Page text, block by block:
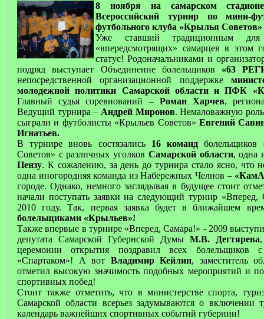
8 ноября на самарском
Всероссийский турнир по мини-
футбольного клуба «Крылья
Уже ставший традиционным
«впередсмотрящих» самарцев в этом
статус! Родоначальниками и
подряд выступает Объединение болельщиков «63
непосредственной организационной поддержке
молодежной политики Самарской области и ПФК
Главный судья соревнований – Роман Харчев,
Ведущий турнира – Андрей Миронов. Немаловажную
сыграли и футболисты «Крыльев Советов» Евгений
Игнатьев.
В турнире вновь состязались 16 команд болельщиков
Советов» с различных уголков Самарской области, одна
Пензу. К сожалению, за день до турнира стало ясно, что
одна иногородняя команда из Набережных Челнов –
городе. Однако, немного заглядывая в будущее стоит
начали поступать заявки на следующий турнир
2010 году. Так, первая заявка будет в ближайшем
болельщиками «Крыльев»!
Также впервые в турнире «Вперед, Самара!» - 2009
депутата Самарской Губернской Думы М.В. Дегтярева
церемонии открытия поздравил всех болельщиков
«Спартаком»! А вот Владимир Кейлин, заместитель
отметил высокую значимость подобных мероприятий и
спортивных побед!
Стоит также отметить, что в министерстве спорта,
Самарской области всерьез задумываются о включении
календарь важнейших спортивных событий губернии!